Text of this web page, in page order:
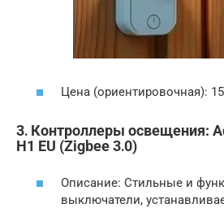
Цена (ориентировочная):
3․ Контроллеры освещения:
H1 EU (Zigbee 3․0)
Описание: Стильные и
выключатели,